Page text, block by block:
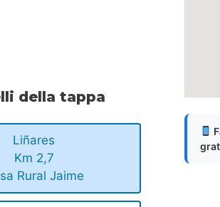
della tappa
Liñares
Km 2,7
Rural Jaime